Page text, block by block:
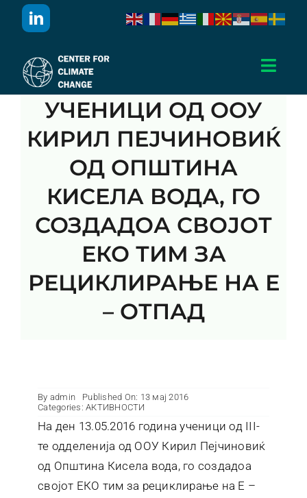
Дома
За Нас
Активности
Публикации
УЧЕНИЦИ ОД ООУ
КИРИЛ ПЕЈЧИНОВИЌ
ОД ОПШТИНА
КИСЕЛА ВОДА, ГО
СОЗДАДОА СВОЈОТ
ЕКО ТИМ ЗА
РЕЦИКЛИРАЊЕ НА Е
– ОТПАД
By admin
Published On: 13 мај 2016
Categories:АКТИВНОСТИ
На ден 13.05.2016 година ученици од III-
те одделенија од ООУ Кирил Пејчиновиќ
од Општина Кисела вода, го создадоа
својот ЕКО тим за рециклирање на Е –